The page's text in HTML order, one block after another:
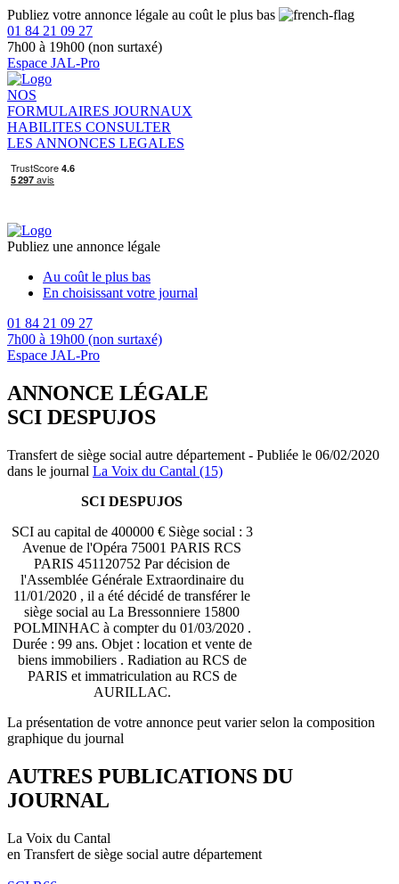
Publiez votre annonce légale au coût le plus bas
01 84 21 09 27
7h00 à 19h00 (non surtaxé)
Espace JAL-Pro
NOS
FORMULAIRES JOURNAUX
HABILITES CONSULTER
LES ANNONCES LEGALES
Publiez une annonce légale
Au coût le plus bas
En choisissant votre journal
01 84 21 09 27
7h00 à 19h00 (non surtaxé)
Espace JAL-Pro
ANNONCE LÉGALE
SCI DESPUJOS
Transfert de siège social autre département - Publiée le 06/02/2020
dans le journal La Voix du Cantal (15)
SCI DESPUJOS
SCI au capital de 400000 € Siège social : 3
Avenue de l'Opéra 75001 PARIS RCS
PARIS 451120752 Par décision de
l'Assemblée Générale Extraordinaire du
11/01/2020 , il a été décidé de transférer le
siège social au La Bressonniere 15800
POLMINHAC à compter du 01/03/2020 .
Durée : 99 ans. Objet : location et vente de
biens immobiliers . Radiation au RCS de
PARIS et immatriculation au RCS de
AURILLAC.
La présentation de votre annonce peut varier selon la composition
graphique du journal
AUTRES PUBLICATIONS DU
JOURNAL
La Voix du Cantal
en Transfert de siège social autre département